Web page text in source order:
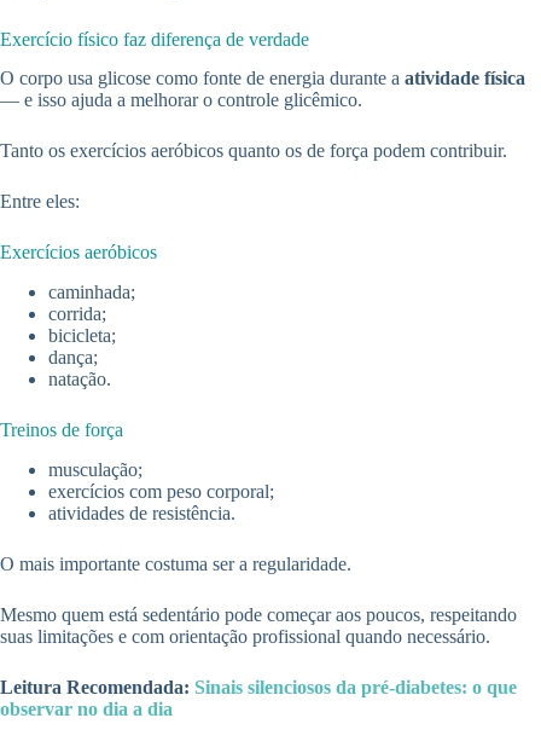
Exercício físico faz diferença de verdade
O corpo usa glicose como fonte de energia durante a atividade física
— e isso ajuda a melhorar o controle glicêmico.
Tanto os exercícios aeróbicos quanto os de força podem contribuir.
Entre eles:
Exercícios aeróbicos
caminhada;
corrida;
bicicleta;
dança;
natação.
Treinos de força
musculação;
exercícios com peso corporal;
atividades de resistência.
O mais importante costuma ser a regularidade.
Mesmo quem está sedentário pode começar aos poucos, respeitando
suas limitações e com orientação profissional quando necessário.
Leitura Recomendada: Sinais silenciosos da pré-diabetes: o que
observar no dia a dia